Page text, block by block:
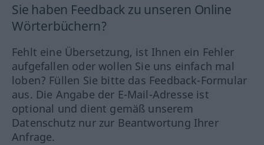
Sie haben Feedback zu unseren Online
Wörterbüchern?
Fehlt eine Übersetzung, ist Ihnen ein Fehler
aufgefallen oder wollen Sie uns einfach mal
loben? Füllen Sie bitte das Feedback-Formular
aus. Die Angabe der E-Mail-Adresse ist
optional und dient gemäß unserem
Datenschutz nur zur Beantwortung Ihrer
Anfrage.